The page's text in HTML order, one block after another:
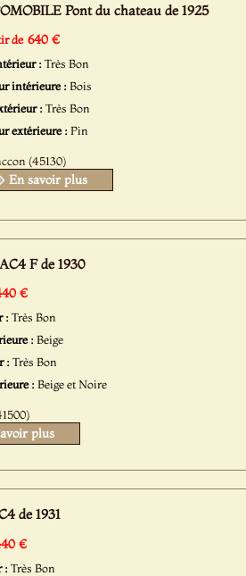
Pont du chateau de 1925
de 640 €
:Très Bon
intérieure :Bois
:Très Bon
extérieure :Pin
(45130)
En savoir plus
F de 1930
€
: Très Bon
: Beige
: Très Bon
: Beige et Noire
plus
de 1931
€
:Très Bon